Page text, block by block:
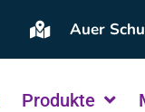
Auer
Produkte